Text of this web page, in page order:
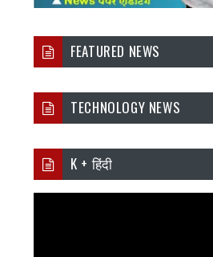
FEATURED NEWS
TECHNOLOGY NEWS
K + हिंदी